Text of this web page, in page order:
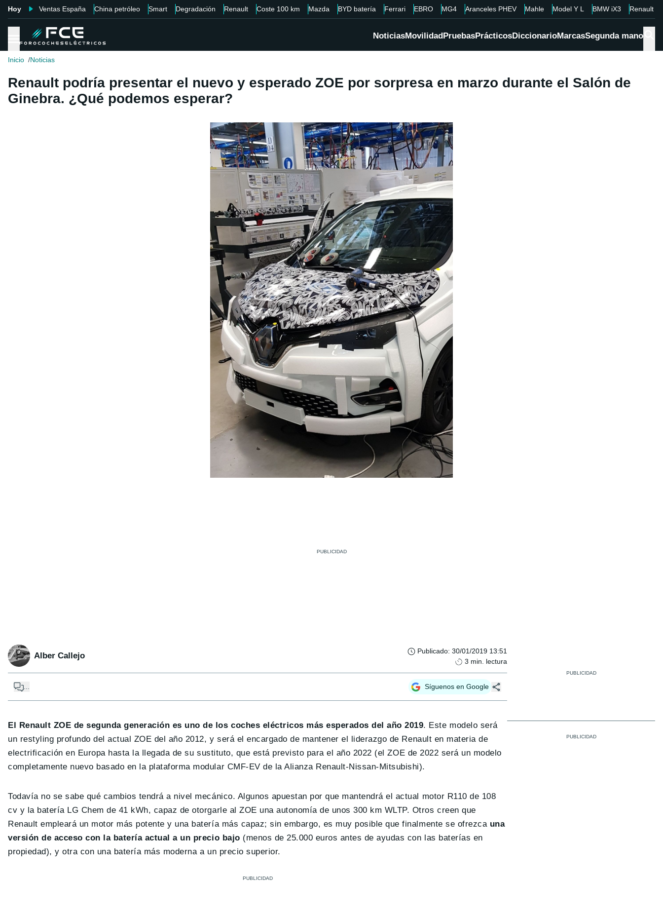
Hoy Ventas España China petróleo Smart Degradación Renault Coste 100 km Mazda BYD batería Ferrari EBRO MG4 Aranceles PHEV Mahle Model Y L BMW iX3 Renault
NoticiasMovilidadPruebasPrácticosDiccionarioMarcasSegunda mano
Inicio Noticias
Renault podría presentar el nuevo y esperado ZOE por sorpresa en marzo durante el Salón de
Ginebra. ¿Qué podemos esperar?
Alber Callejo Publicado: 30/01/2019 13:51
3 min. lectura
Síguenos en Google
El Renault ZOE de segunda generación es uno de los coches eléctricos más esperados del año 2019. Este modelo será
un restyling profundo del actual ZOE del año 2012, y será el encargado de mantener el liderazgo de Renault en materia de
electrificación en Europa hasta la llegada de su sustituto, que está previsto para el año 2022 (el ZOE de 2022 será un modelo
completamente nuevo basado en la plataforma modular CMF-EV de la Alianza Renault-Nissan-Mitsubishi).
Todavía no se sabe qué cambios tendrá a nivel mecánico. Algunos apuestan por que mantendrá el actual motor R110 de 108
cv y la batería LG Chem de 41 kWh, capaz de otorgarle al ZOE una autonomía de unos 300 km WLTP. Otros creen que
Renault empleará un motor más potente y una batería más capaz; sin embargo, es muy posible que finalmente se ofrezca una
versión de acceso con la batería actual a un precio bajo (menos de 25.000 euros antes de ayudas con las baterías en
propiedad), y otra con una batería más moderna a un precio superior.